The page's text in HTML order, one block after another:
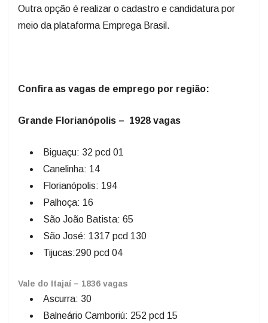
Outra opção é realizar o cadastro e candidatura por
meio da plataforma Emprega Brasil.
Confira as vagas de emprego por região:
Grande Florianópolis – 1928 vagas
Biguaçu: 32 pcd 01
Canelinha: 14
Florianópolis: 194
Palhoça: 16
São João Batista: 65
São José: 1317 pcd 130
Tijucas:290 pcd 04
Vale do Itajaí – 1836 vagas
Ascurra: 30
Balneário Camboriú: 252 pcd 15